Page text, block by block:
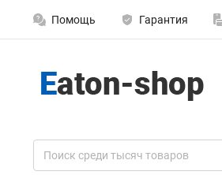
Помощь Гарантия